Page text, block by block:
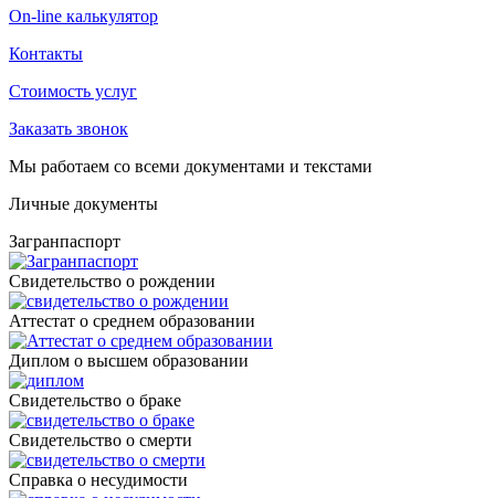
On-line калькулятор
Контакты
Стоимость услуг
Заказать звонок
Мы работаем со всеми документами и текстами
Личные документы
Загранпаспорт
Cвидетельство о рождении
Аттестат о среднем образовании
Диплом о высшем образовании
Свидетельство о браке
Свидетельство о смерти
Справка о несудимости